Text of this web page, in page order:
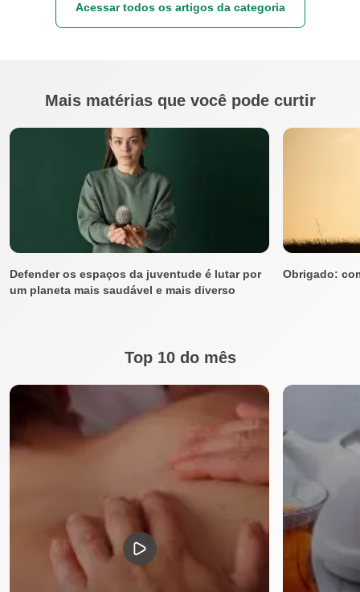
Acessar todos os artigos da categoria
Mais matérias que você pode curtir
Defender os espaços da juventude é lutar por
um planeta mais saudável e mais diverso
Obrigado:
Top 10 do mês